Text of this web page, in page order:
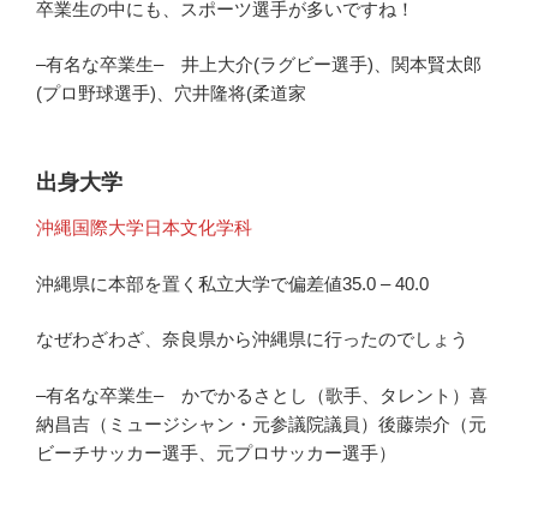
卒業生の中にも、スポーツ選手が多いですね！
–有名な卒業生– 井上大介(ラグビー選手)、関本賢太郎
(プロ野球選手)、穴井隆将(柔道家
出身大学
沖縄国際大学日本文化学科
沖縄県に本部を置く私立大学で偏差値35.0 – 40.0
なぜわざわざ、奈良県から沖縄県に行ったのでしょう
–有名な卒業生– かでかるさとし（歌手、タレント）喜
納昌吉（ミュージシャン・元参議院議員）後藤崇介（元
ビーチサッカー選手、元プロサッカー選手）